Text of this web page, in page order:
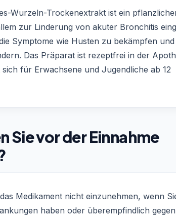
Wurzeln-Trockenextrakt ist ein
zur Linderung von akuter Bronchitis
Symptome wie Husten zu bekämpfen und
Das Präparat ist rezeptfrei in der
für Erwachsene und Jugendliche ab 12
Sie vor der Einnahme
Medikament nicht einzunehmen, wenn
haben oder überempfindlich